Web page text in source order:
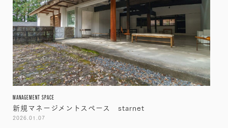
MANAGEMENT SPACE
新規マネージメントスペース starnet
2026.01.07